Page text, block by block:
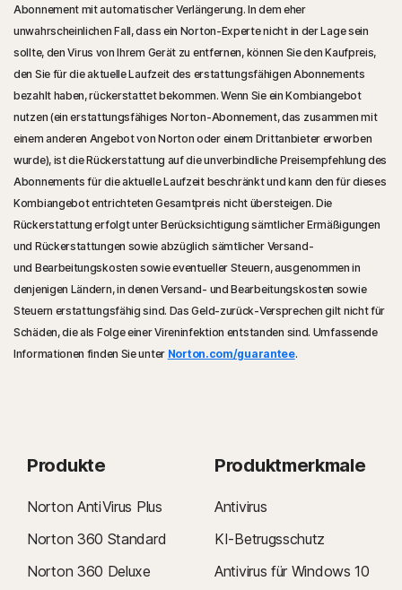
Abonnement mit automatischer Verlängerung. In dem eher
unwahrscheinlichen Fall, dass ein Norton-Experte nicht in der Lage sein
sollte, den Virus von Ihrem Gerät zu entfernen, können Sie den Kaufpreis,
den Sie für die aktuelle Laufzeit des erstattungsfähigen Abonnements
bezahlt haben, rückerstattet bekommen. Wenn Sie ein Kombiangebot
nutzen (ein erstattungsfähiges Norton-Abonnement, das zusammen mit
einem anderen Angebot von Norton oder einem Drittanbieter erworben
wurde), ist die Rückerstattung auf die unverbindliche Preisempfehlung des
Abonnements für die aktuelle Laufzeit beschränkt und kann den für dieses
Kombiangebot entrichteten Gesamtpreis nicht übersteigen. Die
Rückerstattung erfolgt unter Berücksichtigung sämtlicher Ermäßigungen
und Rückerstattungen sowie abzüglich sämtlicher Versand-
und Bearbeitungskosten sowie eventueller Steuern, ausgenommen in
denjenigen Ländern, in denen Versand- und Bearbeitungskosten sowie
Steuern erstattungsfähig sind. Das Geld-zurück-Versprechen gilt nicht für
Schäden, die als Folge einer Vireninfektion entstanden sind. Umfassende
Informationen finden Sie unter Norton.com/guarantee.
Produkte
Norton AntiVirus Plus
Norton 360 Standard
Norton 360 Deluxe
Produktmerkmale
Antivirus
KI-Betrugsschutz
Antivirus für Windows 10